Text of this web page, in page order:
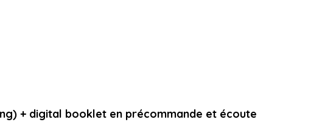
+ digital booklet en précommande et écoute